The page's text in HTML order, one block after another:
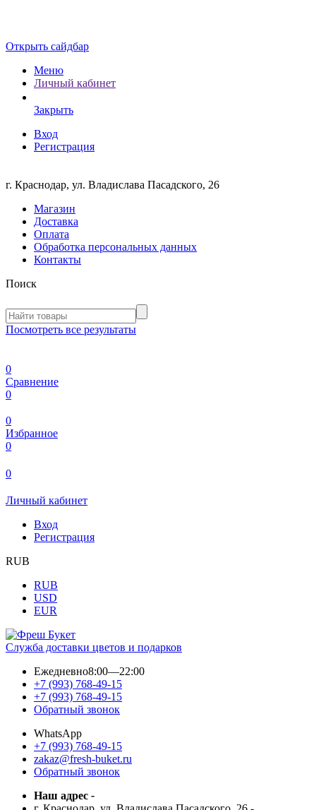
Открыть сайдбар
Меню
Личный кабинет
Закрыть
Вход
Регистрация
г. Краснодар, ул. Владислава Пасадского, 26
Магазин
Доставка
Оплата
Обработка персональных данных
Контакты
Поиск
Посмотреть все результаты
0
Сравнение
0
0
Избранное
0
0
Личный кабинет
Вход
Регистрация
RUB
RUB
USD
EUR
Служба доставки цветов и подарков
Ежедневно8:00—22:00
+7 (993) 768-49-15
+7 (993) 768-49-15
Обратный звонок
WhatsApp
+7 (993) 768-49-15
zakaz@fresh-buket.ru
Обратный звонок
Наш адрес -